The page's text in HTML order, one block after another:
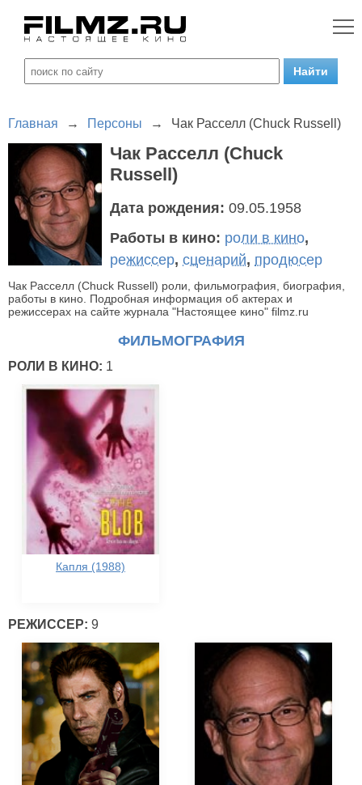
Главная → Персоны → Чак Расселл (Chuck Russell)
Чак Расселл (Chuck
Russell)
Дата рождения: 09.05.1958
Работы в кино: роли в кино,
режиссер, сценарий, продюсер
Чак Расселл (Chuck Russell) роли, фильмография, биография,
работы в кино. Подробная информация об актерах и
режиссерах на сайте журнала "Настоящее кино" filmz.ru
ФИЛЬМОГРАФИЯ
РОЛИ В КИНО: 1
Капля (1988)
РЕЖИССЕР: 9